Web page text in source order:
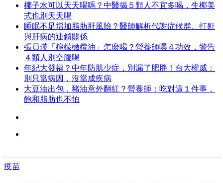
椰子水可以天天喝嗎？中醫揭５類人不宜多喝，生椰美
式也別天天喝
睡眠不足增加脂肪肝風險？醫師解析代謝症候群、打鼾
與肝病的連鎖關係
張員瑛「檸檬橄欖油」怎麼喝？營養師曝４功效，警告
４類人別空腹喝
年紀大發福？中年防肌少症，別漏了肥胖！台大權威：
別只當病因，沒當成疾病
大豆油出包，豬油意外翻紅？營養師：吃對這１件事，
飽和脂肪也不怕
疫苗